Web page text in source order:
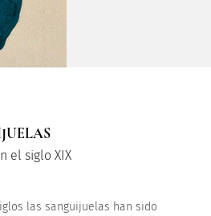
el siglo XIX
las sanguijuelas han sido